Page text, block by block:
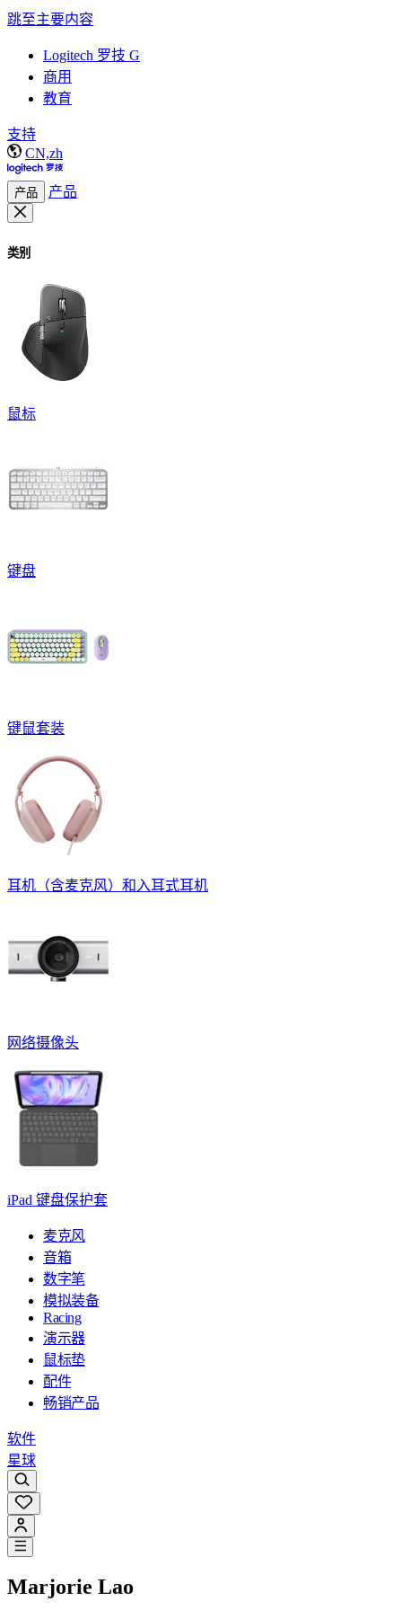
跳至主要内容
Logitech 罗技 G
商用
教育
支持
CN,zh
产品 产品
类别
鼠标
键盘
键鼠套装
耳机（含麦克风）和入耳式耳机
网络摄像头
iPad 键盘保护套
麦克风
音箱
数字笔
模拟装备
Racing
演示器
鼠标垫
配件
畅销产品
软件
星球
Marjorie Lao